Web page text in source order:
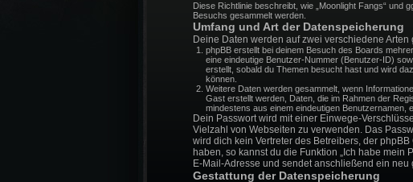
Diese Richtlinie beschreibt, wie „Moonlight Fangs“ und
Besuchs gesammelt werden.
Umfang und Art der Datenspeicherung
Deine Daten werden auf zwei verschiedene Arten
phpBB erstellt bei deinem Besuch des Boards
eine eindeutige Benutzer-Nummer (Benutzer-ID)
erstellt, sobald du Themen besucht hast und wird
können.
Weitere Daten werden gesammelt, wenn
Gast erstellt werden, Daten, die im Rahmen der
mindestens aus einem eindeutigen Benutzernamen,
Dein Passwort wird mit einer Einwege-
Vielzahl von Webseiten zu verwenden. Das
wird dich kein Vertreter des Betreibers, der
haben, so kannst du die Funktion „Ich habe
E-Mail-Adresse und sendet anschließend ein
Gestattung der Datenspeicherung